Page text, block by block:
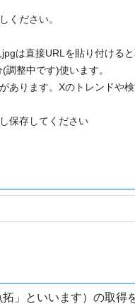
ください。
は直接URLを貼り付ける
整中です)使います。
あります。Xのトレンドや
保存してください
」といいます）の取得